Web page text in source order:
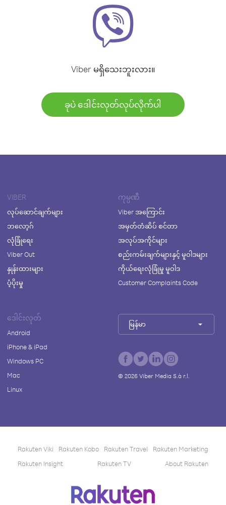
Viber မရှိသေးဘူးလား။
ခုပဲ ဒေါင်းလုတ်လုပ်လိုက်ပါ
VIBER
လုပ်ဆောင်ချက်များ
ဘလော့ဂ်
လုံခြုံရေး
Viber Out
နှုန်းထားများ
ပံ့ပိုးမှု
ကုမ္ပဏီ
Viber အကြောင်း
အမှတ်တံဆိပ် စင်တာ
အလုပ်အကိုင်များ
စည်းကမ်းချက်များနှင့် မူဝါဒများ
ကိုယ်ရေးလုံခြုံမှု မူဝါဒ
Customer Complaints Code
ဒေါင်းလုတ်
Android
iPhone & iPad
Windows PC
Mac
Linux
မြန်မာ
© 2026Viber Media S.à r.l.
Rakuten Viki Rakuten Kobo Rakuten Travel
Rakuten Marketing
Rakuten Insight
Rakuten TV About Rakuten